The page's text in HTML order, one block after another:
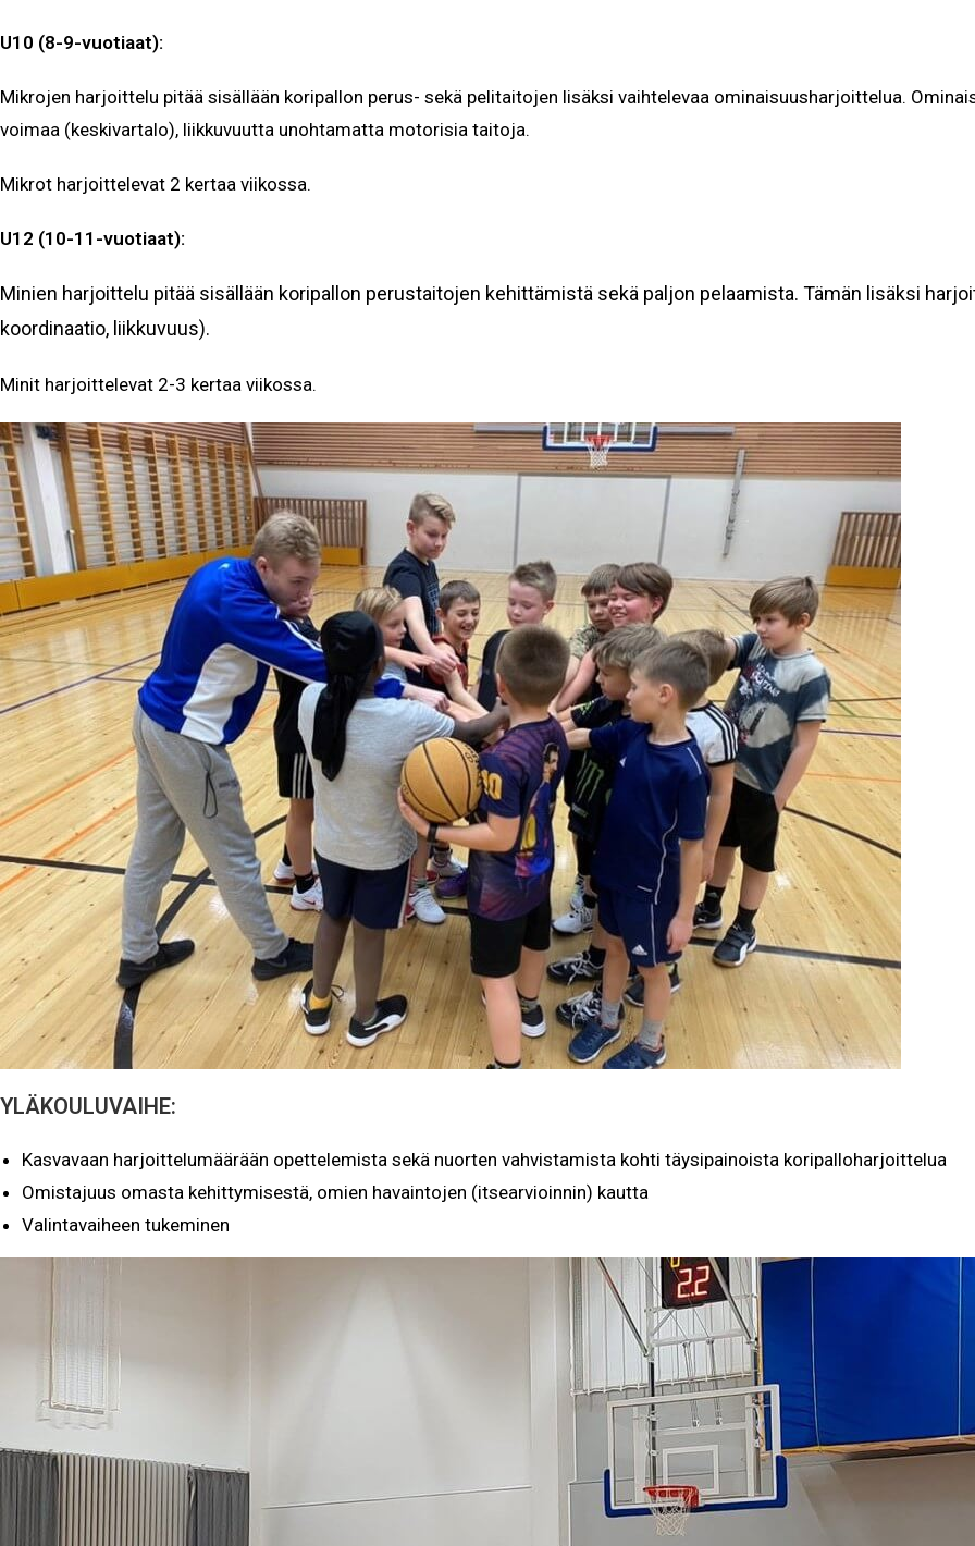
U10 (8-9-vuotiaat):
Mikrojen harjoittelu pitää sisällään koripallon perus- sekä pelitaitojen lisäksi vaihtelevaa ominaisuusharjoittelua.
voimaa (keskivartalo), liikkuvuutta unohtamatta motorisia taitoja.
Mikrot harjoittelevat 2 kertaa viikossa.
U12 (10-11-vuotiaat):
Minien harjoittelu pitää sisällään koripallon perustaitojen kehittämistä sekä paljon pelaamista. Tämän lisäksi
koordinaatio, liikkuvuus).
Minit harjoittelevat 2-3 kertaa viikossa.
YLÄKOULUVAIHE:
Kasvavaan harjoittelumäärään opettelemista sekä nuorten vahvistamista kohti täysipainoista koripalloharjoittelua
Omistajuus omasta kehittymisestä, omien havaintojen (itsearvioinnin) kautta
Valintavaiheen tukeminen